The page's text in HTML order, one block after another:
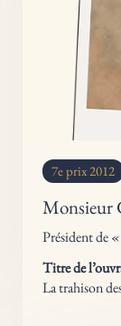
7e prix 2012
Monsieur
Président de
Titre de
La trahison